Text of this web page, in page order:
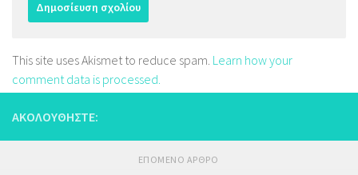
This site uses Akismet to reduce spam. Learn how your
comment data is processed.
ΑΚΟΛΟΥΘΉΣΤΕ:
ΕΠΌΜΕΝΟ ΆΡΘΡΟ